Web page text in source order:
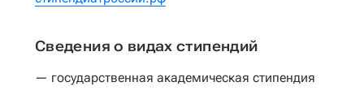
Сведения о видах стипендий
— государственная академическая стипендия